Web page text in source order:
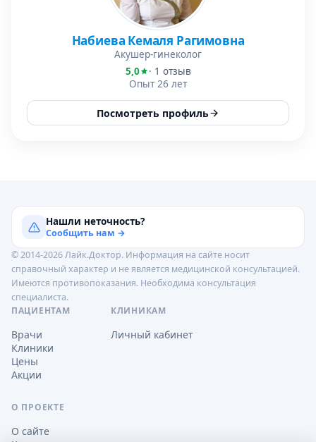
Набиева Кемаля Рагимовна
Акушер-гинеколог
5,0
· 1 отзыв
Опыт 26 лет
Посмотреть профиль
Нашли неточность?
Сообщить нам →
© 2014-2026 Лайк.Доктор. Информация на сайте носит
справочный характер и не является медицинской консультацией.
Имеются противопоказания. Необходима консультация
специалиста.
ПАЦИЕНТАМ
Врачи
Клиники
Цены
Акции
КЛИНИКАМ
Личный кабинет
О ПРОЕКТЕ
О сайте